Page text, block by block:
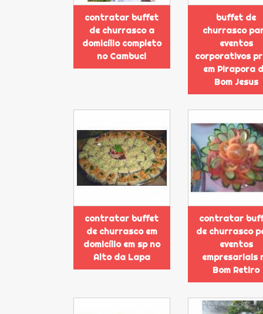
contratar buffet
de churrasco a
domicílio completo
no Cambuci
buffet de
churrasco
eventos
corporativos
em Pirapora
Bom Jesus
contratar buffet
de churrasco em
domicílio em sp no
Alto da Lapa
contratar
de churrasco
eventos
empresariais
Bom Retiro